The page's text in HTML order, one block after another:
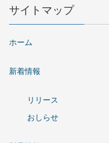
サイトマップ
ホーム
新着情報
リリース
おしらせ